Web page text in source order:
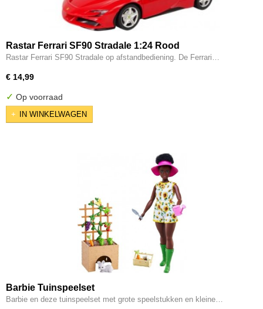
Rastar Ferrari SF90 Stradale 1:24 Rood
Rastar Ferrari SF90 Stradale op afstandbediening. De Ferrari…
€ 14,99
✓ Op voorraad
IN WINKELWAGEN
Barbie Tuinspeelset
Barbie en deze tuinspeelset met grote speelstukken en kleine…